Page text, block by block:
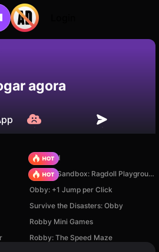
agora
TB World
Sprunki Sandbox: Ragdoll Playground Mode
Obby: +1 Jump per Click
Survive the Disasters: Obby
Robby Mini Games
Robby: The Speed Maze